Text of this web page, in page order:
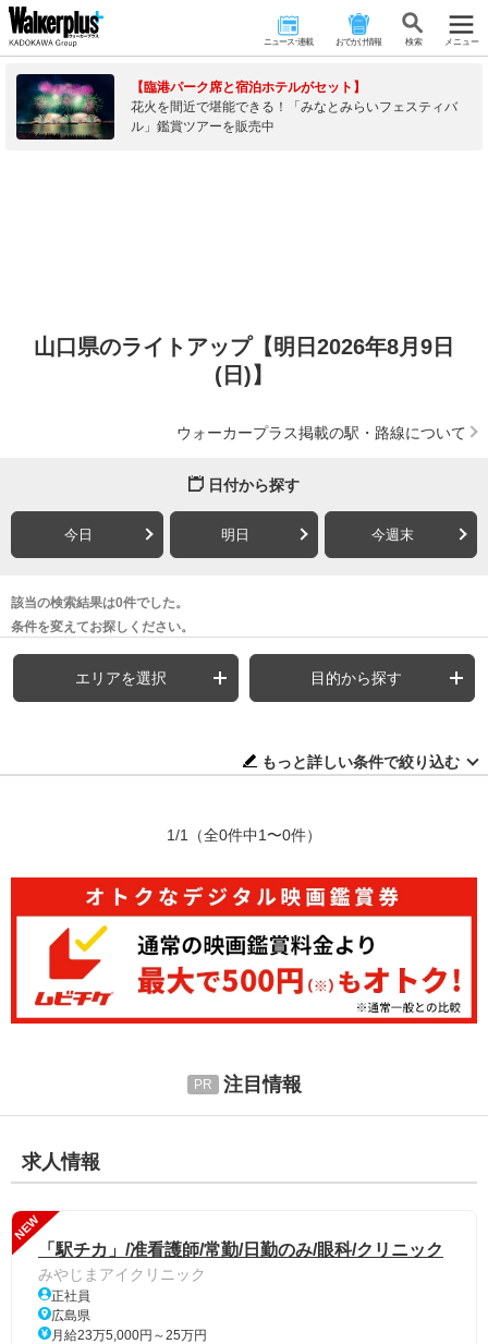
ニュース･連載 おでかけ情報 検 索 メニュー
【臨港パーク席と宿泊ホテルがセット】
花火を間近で堪能できる！「みなとみらいフェスティバ
ル」鑑賞ツアーを販売中
山口県のライトアップ【明日2026年8月9日
(日)】
ウォーカープラス掲載の駅・路線について
日付から探す
今日 明日 今週末
該当の検索結果は0件でした。
条件を変えてお探しください。
エリアを選択 目的から探す
もっと詳しい条件で絞り込む
1/1 （全0件中1〜0件）
注目情報
求人情報
NEW
「駅チカ」/准看護師/常勤/日勤のみ/眼科/クリニック
みやじまアイクリニック
正社員
広島県
月給23万5,000円～25万円